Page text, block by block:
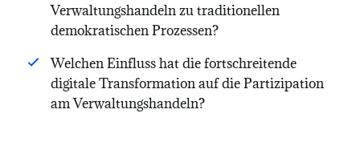
Verwaltungshandeln zu traditionellen
demokratischen Prozessen?
Welchen Einfluss hat die fortschreitende
digitale Transformation auf die Partizipation
am Verwaltungshandeln?